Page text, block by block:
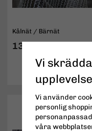
Kålnät / Bärnät
136 kr
Vi
upplevelse
Vi använder
personlig
våra